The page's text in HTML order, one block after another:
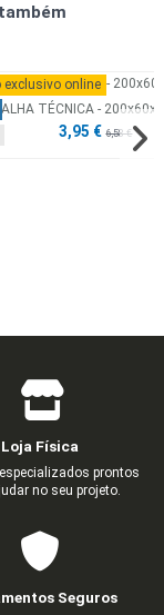
exclusivo online
TÉCNICA -
3,95 €6,58 €
INTERIOR PARA
Loja Física
prontos
no seu projeto.
Seguros